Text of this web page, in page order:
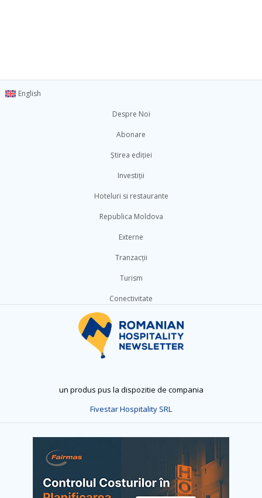
English
Despre Noi
Abonare
Știrea ediției
Investiții
Hoteluri si restaurante
Republica Moldova
Externe
Tranzacții
Turism
Conectivitate
un produs pus la dispozitie de compania
Fivestar Hospitality SRL